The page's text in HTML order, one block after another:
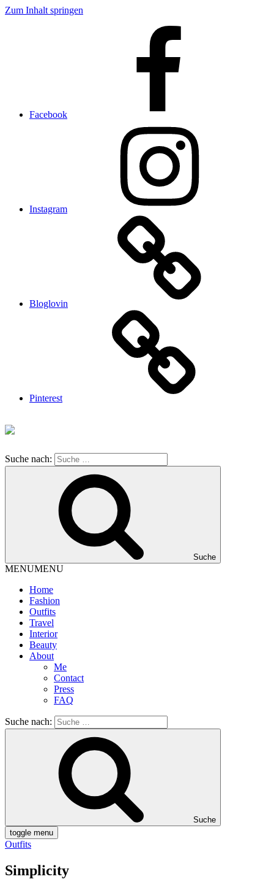
Zum Inhalt springen
Facebook
Instagram
Bloglovin
Pinterest
Suche nach:
Suche
MENUMENU
Home
Fashion
Outfits
Travel
Interior
Beauty
About
Me
Contact
Press
FAQ
Suche nach:
Suche
toggle menu
Outfits
Simplicity